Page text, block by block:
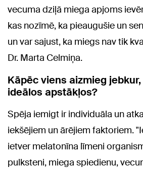
vecuma dziļā miega apjoms
kas nozīmē, ka pieaugušie un
un var sajust, ka miegs nav tik
Dr. Marta Celmiņa.
Kāpēc viens aizmieg
ideālos apstākļos?
Spēja iemigt ir individuāla un
iekšējiem un ārējiem faktoriem.
ietver melatonīna līmeni
pulksteni, miega spiedienu,